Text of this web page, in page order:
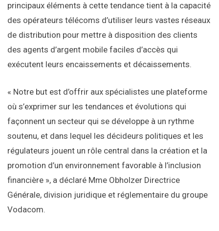
principaux éléments à cette tendance tient à la capacité
des opérateurs télécoms d’utiliser leurs vastes réseaux
de distribution pour mettre à disposition des clients
des agents d’argent mobile faciles d’accès qui
exécutent leurs encaissements et décaissements.
« Notre but est d’offrir aux spécialistes une plateforme
où s’exprimer sur les tendances et évolutions qui
façonnent un secteur qui se développe à un rythme
soutenu, et dans lequel les décideurs politiques et les
régulateurs jouent un rôle central dans la création et la
promotion d’un environnement favorable à l’inclusion
financière », a déclaré Mme Obholzer Directrice
Générale, division juridique et réglementaire du groupe
Vodacom.